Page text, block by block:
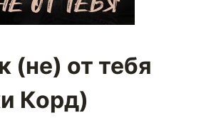
(не) от тебя
Корд)